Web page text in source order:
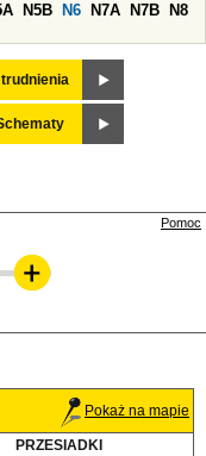
N5B N6 N7A N7B
N8
Pomoc
Pokaż na mapie
PRZESIADKI